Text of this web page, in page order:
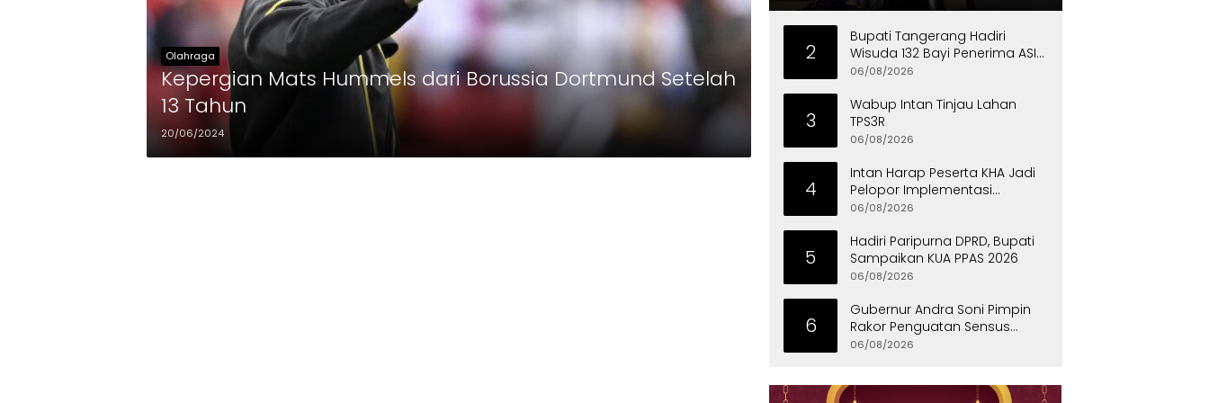
Olahraga
Kepergian Mats Hummels dari Borussia Dortmund Setelah
13 Tahun
20/06/2024
2
Bupati Tangerang Hadiri
Wisuda 132 Bayi Penerima ASI
Eksklusif
06/08/2026
3
Wabup Intan Tinjau Lahan
TPS3R
06/08/2026
4
Intan Harap Peserta KHA Jadi
Pelopor Implementasi
Permainan Tradisional
06/08/2026
5
Hadiri Paripurna DPRD, Bupati
Sampaikan KUA PPAS 2026
06/08/2026
6
Gubernur Andra Soni Pimpin
Rakor Penguatan Sensus
Ekonomi 2026 Provinsi Banten
06/08/2026